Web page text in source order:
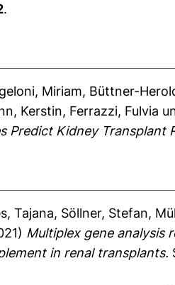
.
Miriam, Büttner-
Kerstin, Ferrazzi, Fulvia
Predict Kidney Transplant
Tajana, Söllner, Stefan,
Multiplex gene analysis
in renal transplants.